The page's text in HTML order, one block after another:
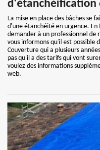
d'étanchéification
La mise en place des bâches se
d'une étanchéité en urgence.
demander à un professionnel de
vous informons qu'il est
Couverture qui a plusieurs
pas qu'il a des tarifs qui vont
voulez des informations
web.